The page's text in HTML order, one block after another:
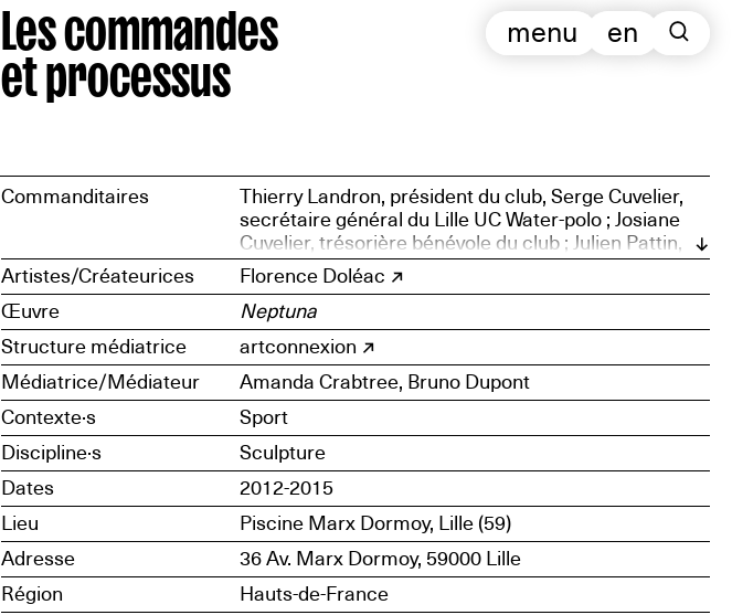
Les commandes
et processus
en
menu
Commanditaires
Thierry Landron, président du club, Serge Cuvelier,
secrétaire général du Lille UC Water-polo ; Josiane
Cuvelier, trésorière bénévole du club ; Julien Pattin,
membre du bureau de la section ; Yvon Depoortere,
directeur de piscine ; Frédéric Vandenboogaerde,
bénévole au sein de la section sportive ; Valérie
Destailleur, responsable d’une piscine, ancienne
joueuse et fondatrice de la section féminine ; Didier
Hazebrouck, trésorier de la section sportive ;
Charlotte Depoortere, étudiante, manager générale
de la section ; Sylvain Paillette, vice-président de la
section sportive ; Denis Lefebvre, bénévole du club et
ancien joueur
Artistes/Créateurices
Florence Doléac
Œuvre
Neptuna
Structure médiatrice
artconnexion
Médiatrice/Médiateur
Amanda Crabtree, Bruno Dupont
Contexte·s
Sport
Discipline·s
Sculpture
Dates
2012-2015
Lieu
Piscine Marx Dormoy, Lille (59)
Adresse
36 Av. Marx Dormoy, 59000 Lille
Région
Hauts-de-France